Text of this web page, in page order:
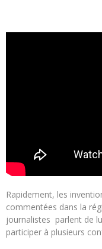
Rapidement, les
commentées dans la
journalistes parlent de
participer à plusieurs